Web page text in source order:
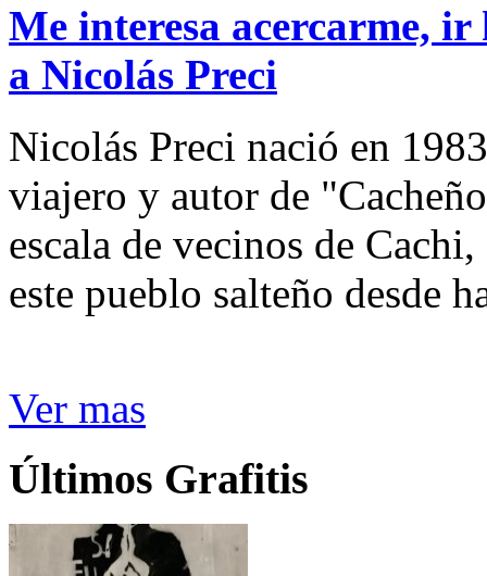
Me interesa acercarme,
a Nicolás Preci
Nicolás Preci nació en
viajero y autor de
escala de vecinos de
este pueblo salteño desde
Ver mas
Últimos Grafitis